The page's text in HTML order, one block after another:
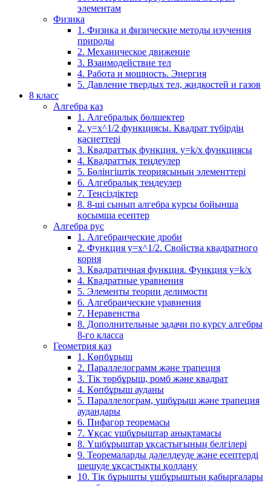
элементам
Физика
1. Физика и физические методы изучения
природы
2. Механическое движение
3. Взаимодействие тел
4. Работа и мощность. Энергия
5. Давление твердых тел, жидкостей и газов
8 класс
Алгебра каз
1. Алгебралық бөлшектер
2. у=х^1/2 функциясы. Квадрат түбірдің
қасиеттері
3. Квадраттық функция. у=k/x функциясы
4. Квадраттық теңдеулер
5. Бөлінгіштік теориясының элементтері
6. Алгебралық теңдеулер
7. Теңсіздіктер
8. 8-ші сынып алгебра курсы бойынша
қосымша есептер
Алгебра рус
1. Алгебраические дроби
2. Функция y=x^1/2. Свойства квадратного
корня
3. Квадратичная функция. Функция у=k/x
4. Квадратные уравнения
5. Элементы теории делимости
6. Алгебраические уравнения
7. Неравенства
8. Дополнительные задачи по курсу алгебры
8-го класса
Геометрия каз
1. Көпбұрыш
2. Параллелограмм және трапеция
3. Тік төрбұрыш, ромб және квадрат
4. Көпбұрыш ауданы
5. Параллелограм, үшбұрыш және трапеция
аудандары
6. Пифагор теоремасы
7. Ұқсас үшбұрыштар анықтамасы
8. Үшбұрыштар ұқсастығының белгілері
9. Теоремаларды дәлелдеуде және есептерді
шешуде ұқсастықты қолдану
10. Тік бұрышты үшбұрыштың қабырғалары